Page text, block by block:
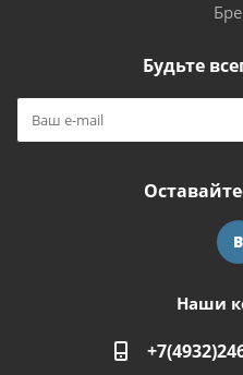
Будьте
Наши